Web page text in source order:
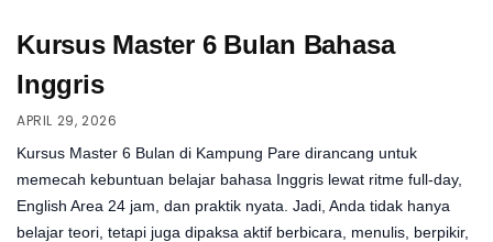
Kursus Master 6 Bulan Bahasa
Inggris
APRIL 29, 2026
Kursus Master 6 Bulan di Kampung Pare dirancang untuk
memecah kebuntuan belajar bahasa Inggris lewat ritme full-day,
English Area 24 jam, dan praktik nyata. Jadi, Anda tidak hanya
belajar teori, tetapi juga dipaksa aktif berbicara, menulis, berpikir,